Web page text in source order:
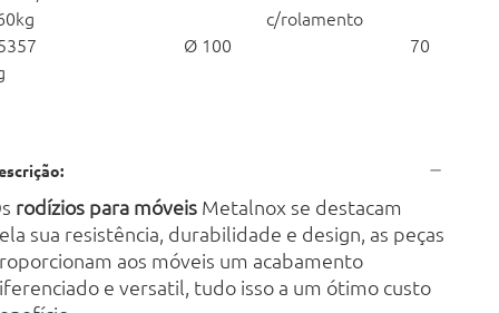
c/rolamento
Ø 100 70
rodízios para móveis Metalnox se destacam
sua resistência, durabilidade e design, as peças
aos móveis um acabamento
e versatil, tudo isso a um ótimo custo